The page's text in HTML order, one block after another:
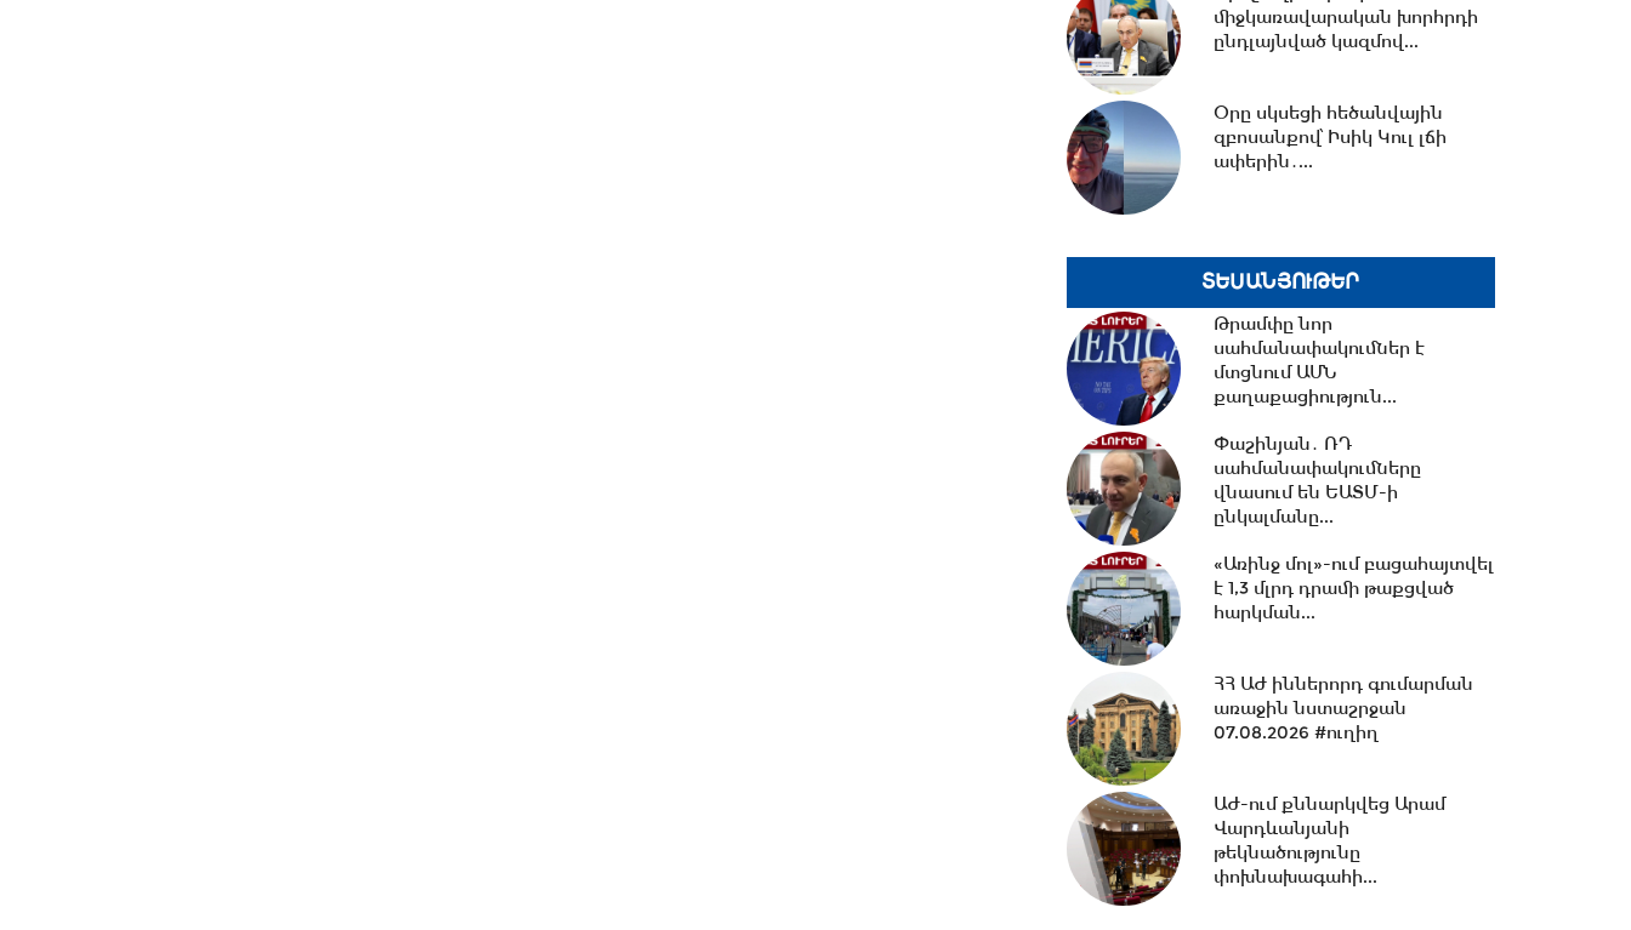
19:56 - Նուբարաշենում
աղբակույտից դուրս բերված
հիվանդանոցում...
19:06 -Ռուբեն Ռուբինյանն ու
18:00 -Ազատ շփում Գնել
Սարգսյանի հետ | 06.08.2026
17:32 -Ռուսաստանը և
Հայաստանը քննարկում են
նոր դիվանագիտական
ներկայացուցչությունների...
Ծառուկյանի և Սեդրակ
Առուստամյանի կողմից...
տնտեսական լուրեր 07.08.2026
15:37 - ՌԴ-ի և Հայաստանի
միջև
ապրանքաշրջանառությունը
կտրուկ նվազում...
միջկառավարական խորհրդի
ընդլայնված կազմով...
Օրը սկսեցի հեծանվային
զբոսանքով՝ Իսիկ Կուլ լճի
ափերին․...
ՏԵՍԱՆՅՈՒԹԵՐ
Թրամփը նոր
սահմանափակումներ է
մտցնում ԱՄՆ
քաղաքացիություն...
Փաշինյան․ ՌԴ
սահմանափակումները
վնասում են ԵԱՏՄ-ի
ընկալմանը...
«Առինջ մոլ»-ում բացահայտվել
է 1,3 մլրդ դրամի թաքցված
հարկման...
ՀՀ ԱԺ իններորդ գումարման
առաջին նստաշրջան
07.08.2026 #ուղիղ
ԱԺ-ում քննարկվեց Արամ
Վարդևանյանի
թեկնածությունը
փոխնախագահի...